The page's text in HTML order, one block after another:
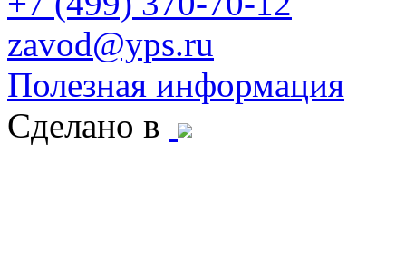
zavod@yps.ru
Полезная информация
Сделано в